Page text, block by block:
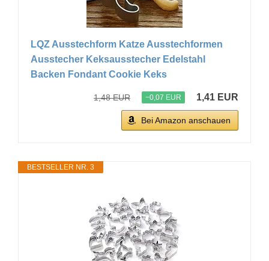
LQZ Ausstechform Katze Ausstechformen
Ausstecher Keksausstecher Edelstahl
Backen Fondant Cookie Keks
1,48 EUR −0,07 EUR 1,41 EUR
Bei Amazon anschauen
BESTSELLER NR. 3